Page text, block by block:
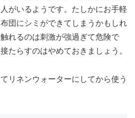
がいるようです。たしかにお手軽
団にシミができてしまうかもしれ
れるのは刺激が強過ぎて危険で
たらすのはやめておきましょう。
リネンウォーターにしてから使う